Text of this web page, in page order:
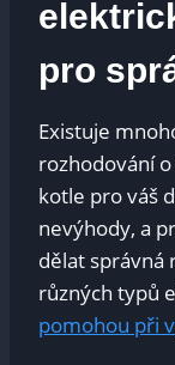
pro
Existuje
rozhodování
kotle pro váš
nevýhody, a
dělat správná
různých typů
pomohou při